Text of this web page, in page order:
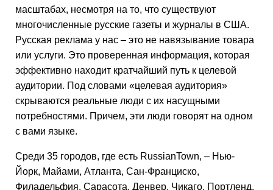
масштабах, несмотря на то, что существуют
многочисленные русские газеты и журналы в США.
Русская реклама у нас – это не навязывание товара
или услуги. Это проверенная информация, которая
эффективно находит кратчайший путь к целевой
аудитории. Под словами «целевая аудитория»
скрываются реальные люди с их насущными
потребностями. Причем, эти люди говорят на одном
с вами языке.
Среди 35 городов, где есть RussianTown, – Нью-
Йорк, Майами, Атланта, Сан-Франциско,
Филадельфия, Сарасота, Денвер, Чикаго, Портленд,